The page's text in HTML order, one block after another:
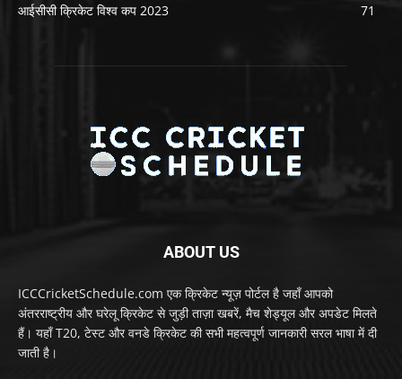
आईसीसी क्रिकेट विश्व कप 2023
71
ABOUT US
ICCCricketSchedule.com एक क्रिकेट न्यूज़ पोर्टल है जहाँ आपको
अंतरराष्ट्रीय और घरेलू क्रिकेट से जुड़ी ताज़ा खबरें, मैच शेड्यूल और अपडेट मिलते
हैं। यहाँ T20, टेस्ट और वनडे क्रिकेट की सभी महत्वपूर्ण जानकारी सरल भाषा में दी
जाती है।